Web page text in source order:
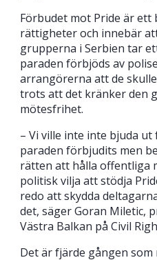
Förbudet mot Pride är ett
rättigheter och innebär
grupperna i Serbien tar
paraden förbjöds av
arrangörerna att de
trots att det kränker den
mötesfrihet.
– Vi ville inte inte bjuda
paraden förbjudits men
rätten att hålla offentliga
politisk vilja att stödja
redo att skydda
det, säger Goran Miletic,
Västra Balkan på Civil
Det är fjärde gången